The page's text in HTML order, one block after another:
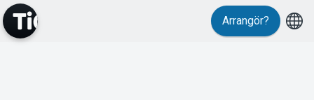
Evenemang
Arrangör?